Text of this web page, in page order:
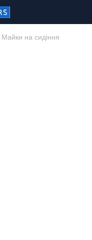
Майки на сидіння